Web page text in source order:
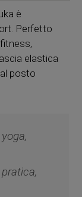
è
Perfetto
elastica
posto